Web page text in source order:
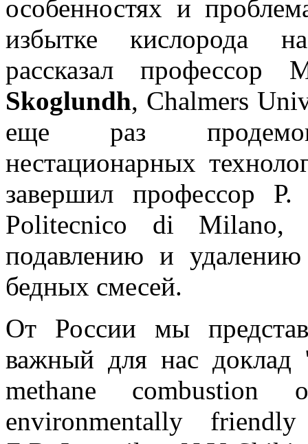
особенностях и
избытке кислорода
рассказал профессор
Skoglundh, Chalmers
еще раз
нестационарных
завершил профессор
Politecnico di
подавлению и
бедных смесей.
От России мы
важный для нас
methane combustion
environmentally